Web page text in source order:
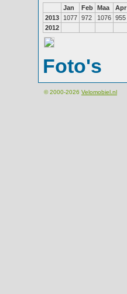
Jan Feb Maa Apr
2013
1077 972 1076 955
2012
Foto's
© 2000-2026 Velomobiel.nl